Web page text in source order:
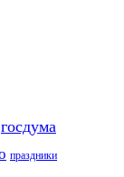
госдума
праздники